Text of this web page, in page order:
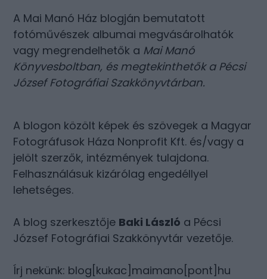
A Mai Manó Ház blogján bemutatott
fotóművészek albumai megvásárolhatók
vagy megrendelhetők a Mai Manó
Könyvesboltban, és megtekinthetők a Pécsi
József Fotográfiai Szakkönyvtárban.
A blogon közölt képek és szövegek a Magyar
Fotográfusok Háza Nonprofit Kft. és/vagy a
jelölt szerzők, intézmények tulajdona.
Felhasználásuk kizárólag engedéllyel
lehetséges.
A blog szerkesztője Baki László a Pécsi
József Fotográfiai Szakkönyvtár vezetője.
Írj nekünk: blog[kukac]maimano[pont]hu